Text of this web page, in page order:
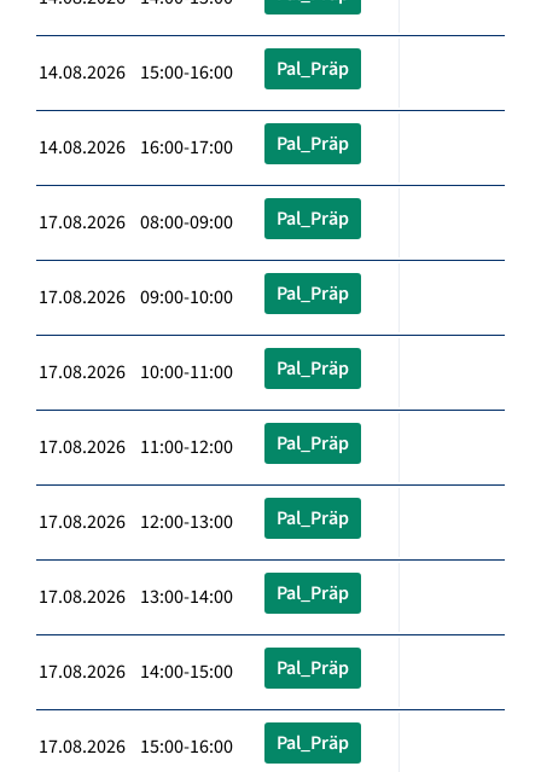
14.08.2026 15:00-16:00 Pal_Präp
14.08.2026 16:00-17:00 Pal_Präp
17.08.2026 08:00-09:00 Pal_Präp
17.08.2026 09:00-10:00 Pal_Präp
17.08.2026 10:00-11:00 Pal_Präp
17.08.2026 11:00-12:00 Pal_Präp
17.08.2026 12:00-13:00 Pal_Präp
17.08.2026 13:00-14:00 Pal_Präp
17.08.2026 14:00-15:00 Pal_Präp
17.08.2026 15:00-16:00 Pal_Präp